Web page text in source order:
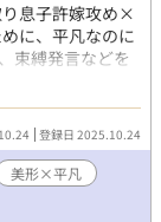
り息子許嫁攻め×
に、平凡なのに
束縛発言などを
ら、なんと…？
イソン 弟:リチャ
よったら消しま
内容もサイレン
します。 批判・
いたします。
登録日 2025.10.24
美形×平凡